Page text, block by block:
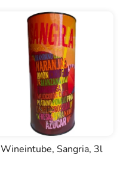
Wineintube, Sangria, 3l